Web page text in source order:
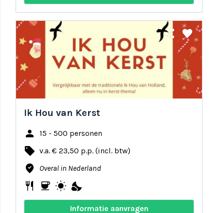
share favorite
Ik Hou van Kerst
person 15 - 500 personen
local_offer v.a. € 23,50 p.p. (incl. btw)
where_to_vote Overal in Nederland
restaurant coffee wb_sunny nights_stay
Informatie aanvragen